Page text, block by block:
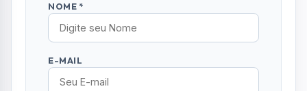
NOME *
E-MAIL